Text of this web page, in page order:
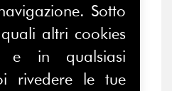
estiva,
Sotto
altri cookies
e in qualsiasi
rivedere le tue